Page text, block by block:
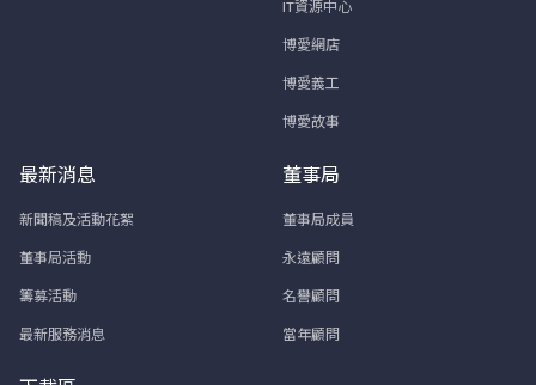
IT資源中心
博愛網店
博愛義工
博愛故事
最新消息
新聞稿及活動花絮
董事局活動
籌募活動
最新服務消息
董事局
董事局成員
永遠顧問
名譽顧問
當年顧問